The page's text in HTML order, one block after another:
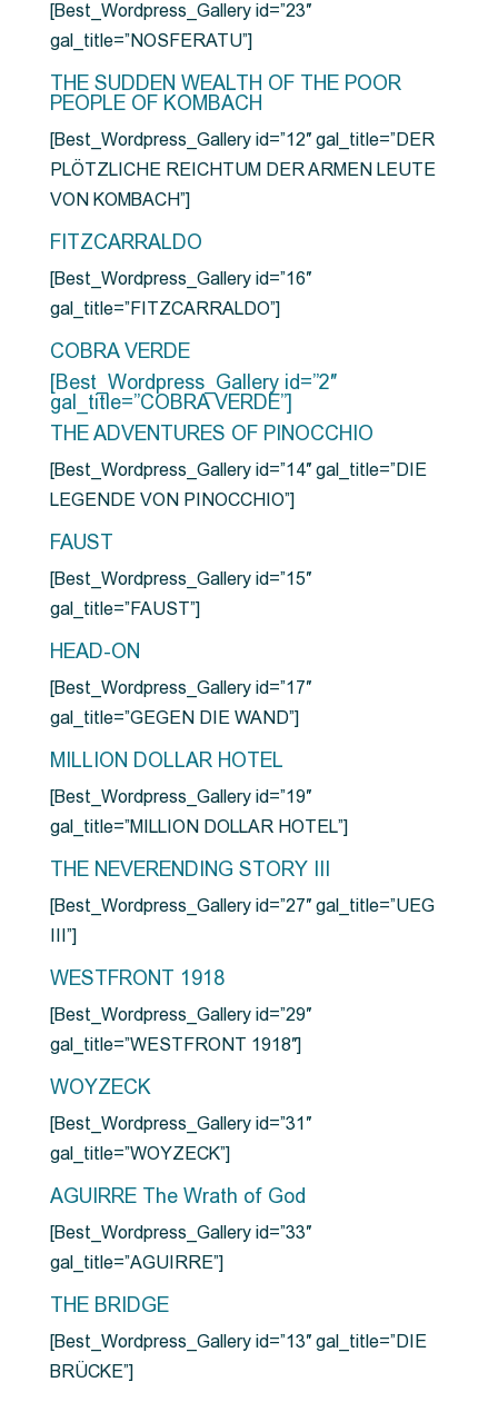
[Best_Wordpress_Gallery id=”23″
gal_title=”NOSFERATU”]
THE SUDDEN WEALTH OF THE POOR
PEOPLE OF KOMBACH
[Best_Wordpress_Gallery id=”12″ gal_title=”DER
PLÖTZLICHE REICHTUM DER ARMEN LEUTE
VON KOMBACH”]
FITZCARRALDO
[Best_Wordpress_Gallery id=”16″
gal_title=”FITZCARRALDO”]
COBRA VERDE
[Best_Wordpress_Gallery id=”2″
gal_title=”COBRA VERDE”]
THE ADVENTURES OF PINOCCHIO
[Best_Wordpress_Gallery id=”14″ gal_title=”DIE
LEGENDE VON PINOCCHIO”]
FAUST
[Best_Wordpress_Gallery id=”15″
gal_title=”FAUST”]
HEAD-ON
[Best_Wordpress_Gallery id=”17″
gal_title=”GEGEN DIE WAND”]
MILLION DOLLAR HOTEL
[Best_Wordpress_Gallery id=”19″
gal_title=”MILLION DOLLAR HOTEL”]
THE NEVERENDING STORY III
[Best_Wordpress_Gallery id=”27″ gal_title=”UEG
III”]
WESTFRONT 1918
[Best_Wordpress_Gallery id=”29″
gal_title=”WESTFRONT 1918″]
WOYZECK
[Best_Wordpress_Gallery id=”31″
gal_title=”WOYZECK”]
AGUIRRE The Wrath of God
[Best_Wordpress_Gallery id=”33″
gal_title=”AGUIRRE”]
THE BRIDGE
[Best_Wordpress_Gallery id=”13″ gal_title=”DIE
BRÜCKE”]